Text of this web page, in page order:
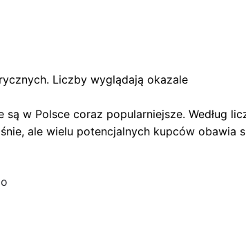
Liczby wyglądają okazale
są w Polsce coraz popularniejsze. Według
ale wielu potencjalnych kupców